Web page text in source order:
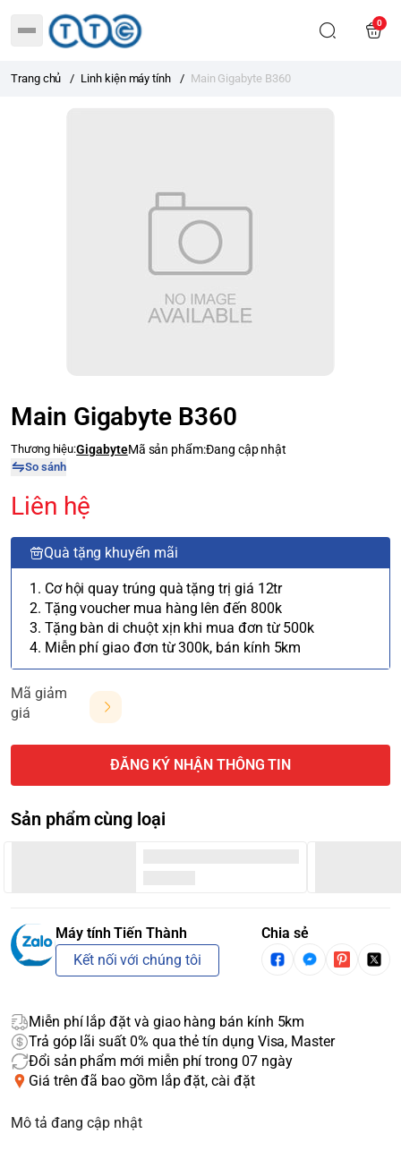
0
Trang chủ / Linh kiện máy tính / Main Gigabyte B360
Main Gigabyte B360
Thương hiệu:GigabyteMã sản phẩm:Đang cập nhật
So sánh
Liên hệ
Quà tặng khuyến mãi
1. Cơ hội quay trúng quà tặng trị giá 12tr
2. Tặng voucher mua hàng lên đến 800k
3. Tặng bàn di chuột xịn khi mua đơn từ 500k
4. Miễn phí giao đơn từ 300k, bán kính 5km
Mã giảm
giá
ĐĂNG KÝ NHẬN THÔNG TIN
Sản phẩm cùng loại
Máy tính Tiến Thành
Kết nối với chúng tôi
Chia sẻ
Miễn phí lắp đặt và giao hàng bán kính 5km
Trả góp lãi suất 0% qua thẻ tín dụng Visa, Master
Đổi sản phẩm mới miễn phí trong 07 ngày
Giá trên đã bao gồm lắp đặt, cài đặt
Mô tả đang cập nhật